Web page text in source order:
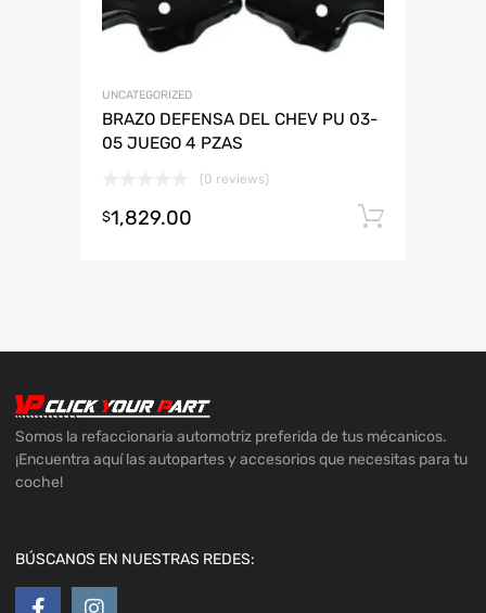
UNCATEGORIZED
BRAZO DEFENSA DEL CHEV PU 03-
05 JUEGO 4 PZAS
(0 reviews)
$1,829.00
Somos la refaccionaria automotriz preferida de tus mécanicos.
¡Encuentra aquí las autopartes y accesorios que necesitas para tu
coche!
BÚSCANOS EN NUESTRAS REDES: